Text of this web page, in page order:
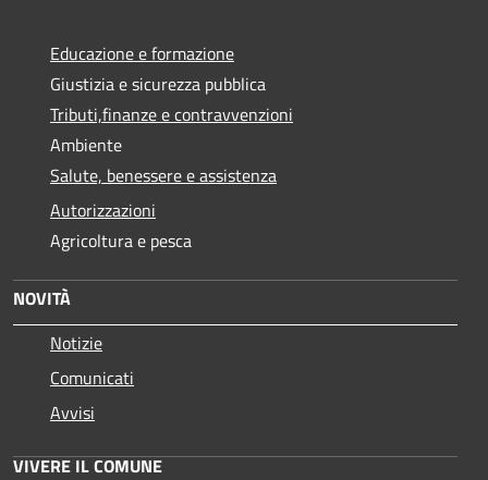
Educazione e formazione
Giustizia e sicurezza pubblica
Tributi,finanze e contravvenzioni
Ambiente
Salute, benessere e assistenza
Autorizzazioni
Agricoltura e pesca
NOVITÀ
Notizie
Comunicati
Avvisi
VIVERE IL COMUNE